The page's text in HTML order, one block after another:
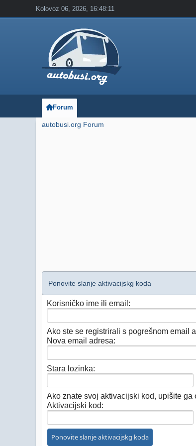
Kolovoz 06, 2026, 16:48:11
Forum
autobusi.org Forum
Ponovite slanje aktivacijskg koda
Korisničko ime ili email:
Ako ste se registrirali s pogrešnom email
Nova email adresa:
Stara lozinka:
Ako znate svoj aktivacijski kod, upišite ga
Aktivacijski kod: